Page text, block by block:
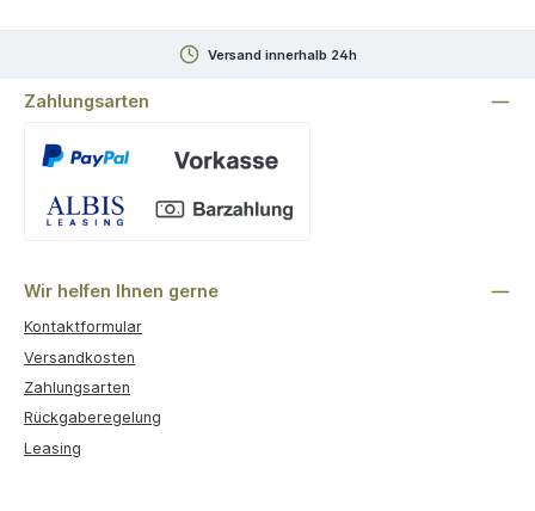
Versand innerhalb 24h
Zahlungsarten
Wir helfen Ihnen gerne
Kontaktformular
Versandkosten
Zahlungsarten
Rückgaberegelung
Leasing